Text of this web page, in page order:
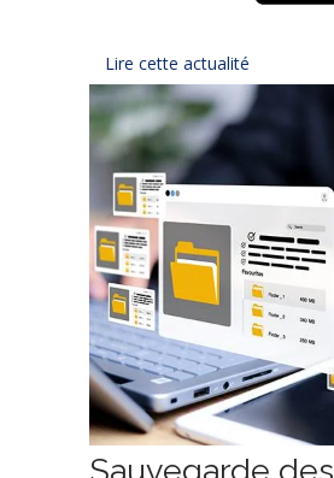
Lire cette actualité